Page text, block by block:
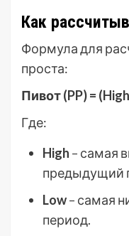
Как
Формула для
проста:
Пивот (PP) =
Где:
High – самая
предыдущий
Low– самая
период.